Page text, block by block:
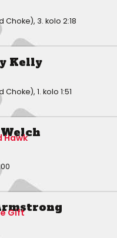
3. kolo 2:18
Kelly
1. kolo 1:51
Hawk
Gift